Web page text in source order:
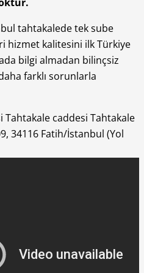
tahtakalede tek sube
hizmet kalitesini ilk Türkiye
bilgi almadan bilinçsiz
farklı sorunlarla
Tahtakale caddesi Tahtakale
34116 Fatih/İstanbul (Yol